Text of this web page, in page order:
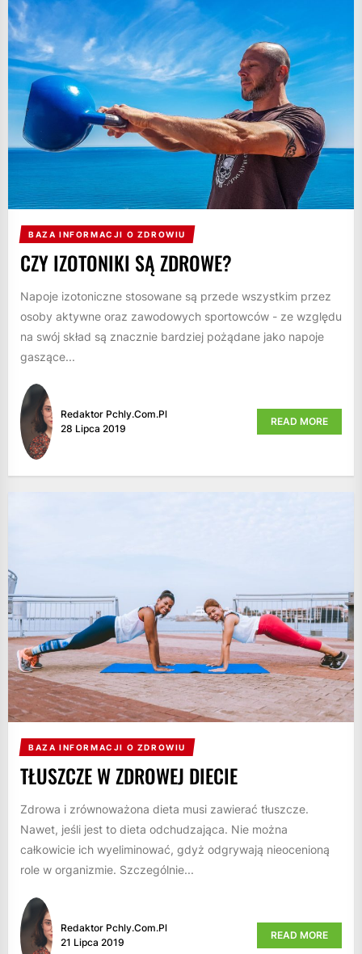
BAZA INFORMACJI O ZDROWIU
CZY IZOTONIKI SĄ ZDROWE?
Napoje izotoniczne stosowane są przede wszystkim przez
osoby aktywne oraz zawodowych sportowców - ze względu
na swój skład są znacznie bardziej pożądane jako napoje
gaszące...
Redaktor Pchly.com.pl
28 Lipca 2019
READ MORE
BAZA INFORMACJI O ZDROWIU
TŁUSZCZE W ZDROWEJ DIECIE
Zdrowa i zrównoważona dieta musi zawierać tłuszcze.
Nawet, jeśli jest to dieta odchudzająca. Nie można
całkowicie ich wyeliminować, gdyż odgrywają nieocenioną
role w organizmie. Szczególnie...
Redaktor Pchly.com.pl
21 Lipca 2019
READ MORE